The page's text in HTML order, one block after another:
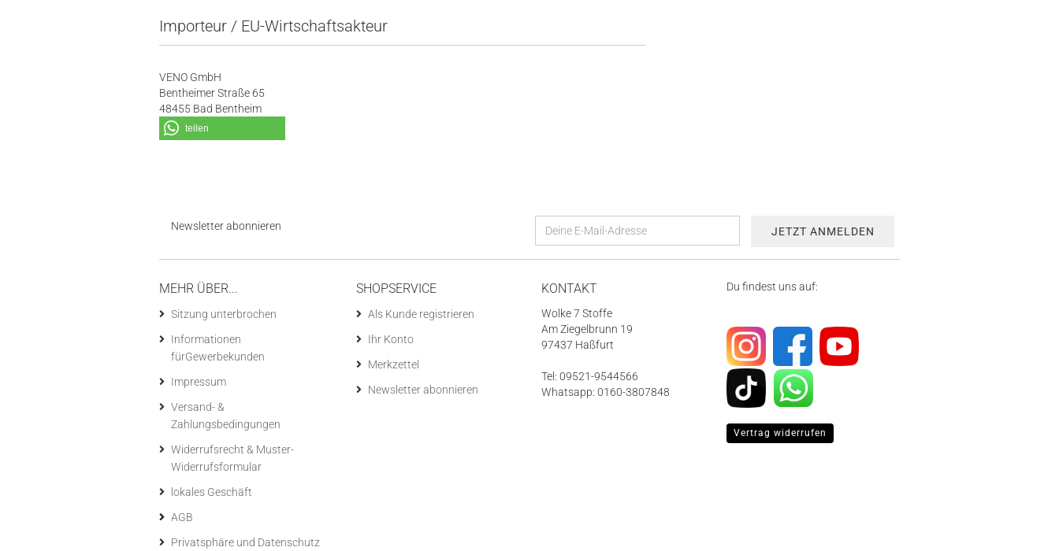
Importeur / EU-Wirtschaftsakteur
VENO GmbH
Bentheimer Straße 65
48455 Bad Bentheim
teilen
Newsletter abonnieren
MEHR ÜBER...
Sitzung unterbrochen
Informationen
fürGewerbekunden
Impressum
Versand- &
Zahlungsbedingungen
Widerrufsrecht & Muster-
Widerrufsformular
lokales Geschäft
AGB
Privatsphäre und Datenschutz
SHOPSERVICE
Als Kunde registrieren
Ihr Konto
Merkzettel
Newsletter abonnieren
KONTAKT
Wolke 7 Stoffe
Am Ziegelbrunn 19
97437 Haßfurt
Tel: 09521-9544566
Whatsapp: 0160-3807848
Du findest uns auf:
Vertrag widerrufen